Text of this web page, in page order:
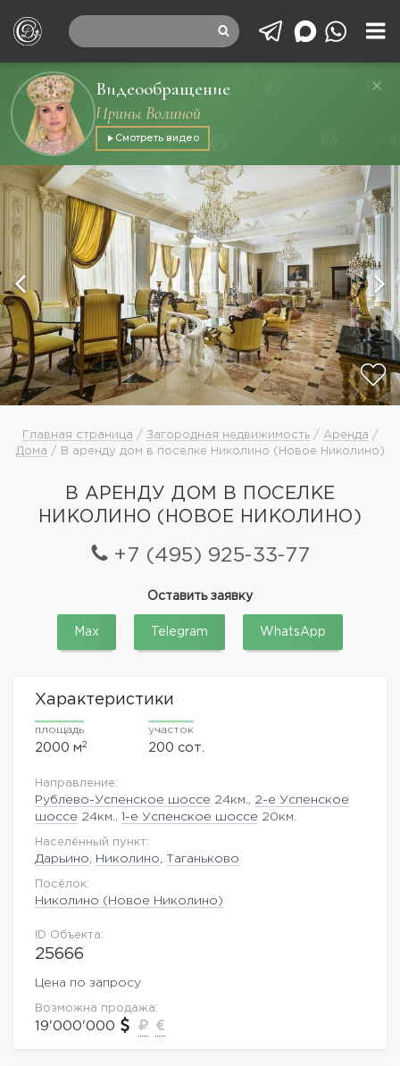
Видеообращение
Ирины Волиной
Смотреть видео
Главная страница / Загородная недвижимость/ Аренда /
Дома / В аренду дом в поселке Николино (Новое Николино)
В АРЕНДУ ДОМ В ПОСЕЛКЕ
НИКОЛИНО (НОВОЕ НИКОЛИНО)
+7 (495) 925-33-77
Оставить заявку
Max Telegram WhatsApp
Характеристики
площадь
2000 м2
участок
200 сот.
Направление:
Рублево-Успенское шоссе 24км., 2-е Успенское
шоссе 24км., 1-е Успенское шоссе 20км.
Населённый пункт:
Дарьино Николино Таганьково
Посёлок:
Николино (Новое Николино)
ID Объекта:
25666
Цена по запросу
Возможна продажа:
19'000'000